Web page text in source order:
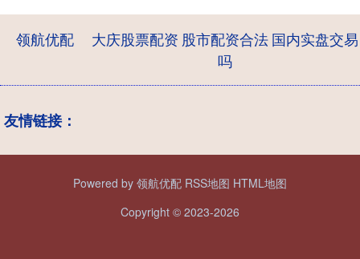
领航优配 大庆股票配资 股市配资合法
吗
国内实盘交易
友情链接：
Powered by 领航优配 RSS地图 HTML地图
Copyright © 2023-2026